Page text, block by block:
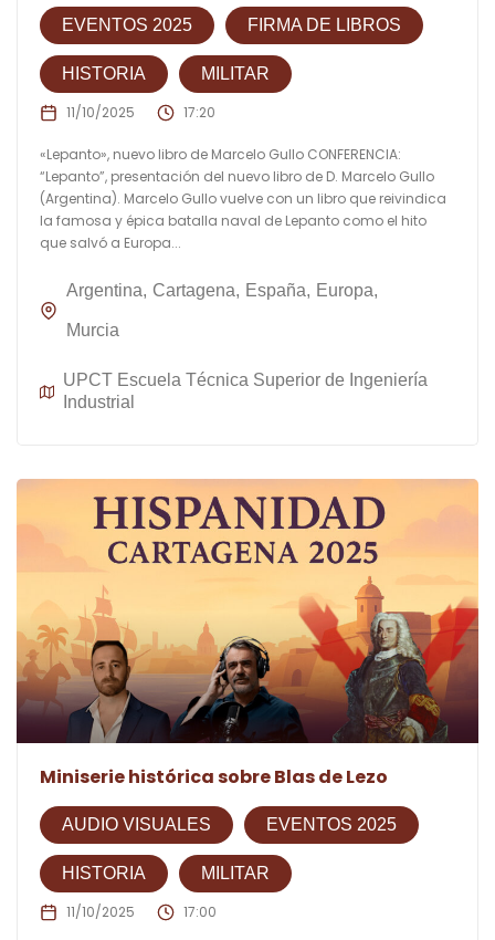
EVENTOS 2025 FIRMA DE LIBROS
HISTORIA MILITAR
11/10/2025 17:20
«Lepanto», nuevo libro de Marcelo Gullo CONFERENCIA:
“Lepanto”, presentación del nuevo libro de D. Marcelo Gullo
(Argentina). Marcelo Gullo vuelve con un libro que reivindica
la famosa y épica batalla naval de Lepanto como el hito
que salvó a Europa...
Argentina Cartagena España Europa
Murcia
UPCT Escuela Técnica Superior de Ingeniería
Industrial
Miniserie histórica sobre Blas de Lezo
AUDIO VISUALES EVENTOS 2025
HISTORIA MILITAR
11/10/2025 17:00